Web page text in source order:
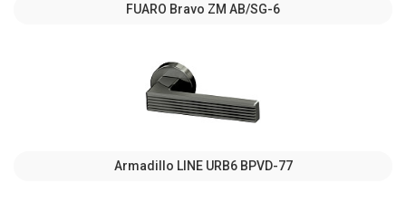
FUARO Bravo ZM AB/SG-6
Armadillo LINE URB6 BPVD-77